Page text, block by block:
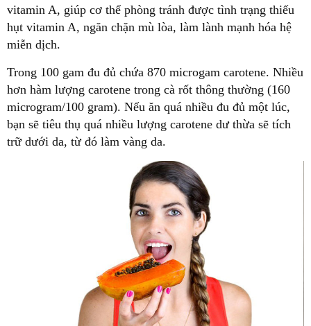
vitamin A, giúp cơ thể phòng tránh được tình trạng thiếu
hụt vitamin A, ngăn chặn mù lòa, làm lành mạnh hóa hệ
miễn dịch.
Trong 100 gam đu đủ chứa 870 microgam carotene. Nhiều
hơn hàm lượng carotene trong cà rốt thông thường (160
microgram/100 gram). Nếu ăn quá nhiều đu đủ một lúc,
bạn sẽ tiêu thụ quá nhiều lượng carotene dư thừa sẽ tích
trữ dưới da, từ đó làm vàng da.